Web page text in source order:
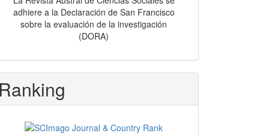
adhiere a la Declaración de San Francisco
sobre la evaluación de la investigación
(DORA)